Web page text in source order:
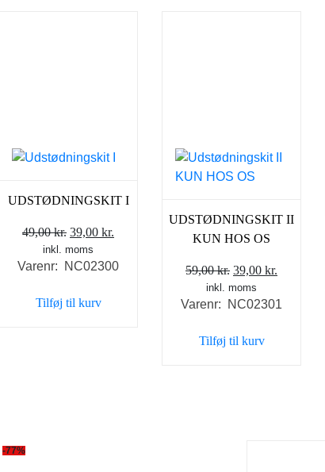
UDSTØDNINGSKIT I
49,00kr. Den
oprindelige
pris
49,00 kr..
39,00 kr.
pris
inkl. moms
Varenr: NC02300
Tilføj til kurv
UDSTØDNINGSKIT II
KUN HOS OS
59,00kr. Den
oprindelige
pris
59,00 kr..
39,00 kr.
pris
inkl. moms
Varenr: NC02301
Tilføj til kurv
-77%